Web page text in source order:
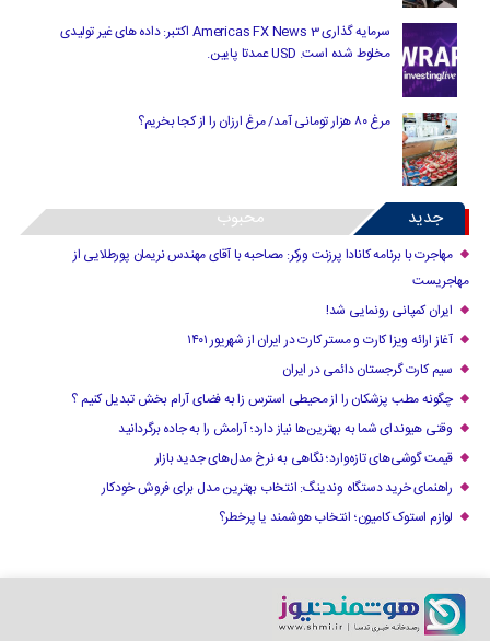
سرمایه گذاری Americas FX News 3 اکتبر: داده های غیر تولیدی
مخلوط شده است. USD عمدتا پایین.
مرغ ۸۰ هزار تومانی آمد/ مرغ ارزان را از کجا بخریم؟
جدید محبوب
مهاجرت با برنامه کانادا پرزنت ورکر: مصاحبه با آقای مهندس نریمان پورطلایی از
مهاجریست
ایران کمپانی رونمایی شد!
آغاز ارائه ویزا کارت و مستر کارت در ایران از شهریور ۱۴۰۱
سیم کارت گرجستان دائمی در ایران
چگونه مطب پزشکان را از محیطی استرس زا به فضای آرام بخش تبدیل کنیم ؟
وقتی هیوندای شما به بهترین‌ها نیاز دارد؛ آرامش را به جاده برگردانید
قیمت گوشی‌های تازه‌وارد؛ نگاهی به نرخ مدل‌های جدید بازار
راهنمای خرید دستگاه وندینگ: انتخاب بهترین مدل برای فروش خودکار
لوازم استوک کامیون؛ انتخاب هوشمند یا پرخطر؟